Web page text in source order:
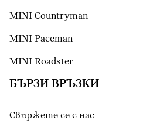
MINI Countryman
MINI Paceman
MINI Roadster
БЪРЗИ ВРЪЗКИ
Свържете се с нас